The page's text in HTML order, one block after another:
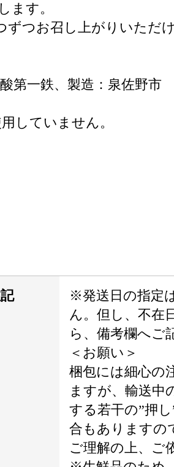
ます。
つお召し上がりいただけ
第一鉄、製造：泉佐野市
していません。
※発送日の指定
ん。但し、不在
ら、備考欄へご
＜お願い＞
梱包には細心の
ますが、輸送中
する若干の”押
合もありますの
ご理解の上、ご